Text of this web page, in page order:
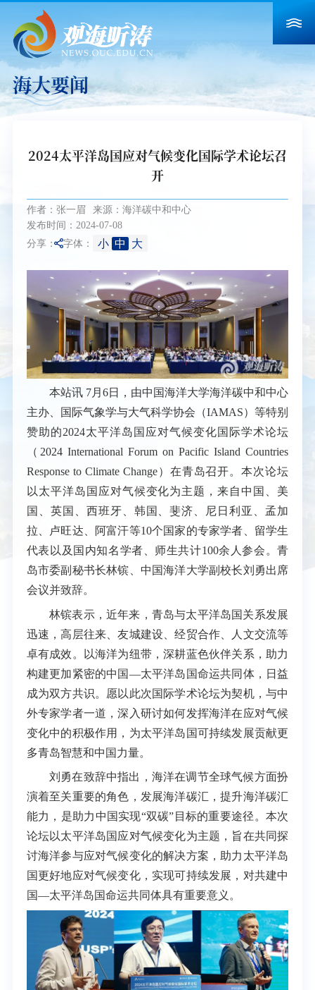
海大要闻
2024太平洋岛国应对气候变化国际学术论坛召
开
作者：张一眉
来源：海洋碳中和中心
发布时间：2024-07-08
分享： 字体： 小 中 大
本站讯7月6日，由中国海洋大学海洋碳中和中心
主办、国际气象学与大气科学协会（IAMAS）等特别
赞助的2024太平洋岛国应对气候变化国际学术论坛
（ 2024 International Forum on Pacific Island Countries
Response to Climate Change）在青岛召开。本次论坛
以太平洋岛国应对气候变化为主题，来自中国、美
国、英国、西班牙、韩国、斐济、尼日利亚、孟加
拉、卢旺达、阿富汗等10个国家的专家学者、留学生
代表以及国内知名学者、师生共计100余人参会。青
岛市委副秘书长林镔、中国海洋大学副校长刘勇出席
会议并致辞。
林镔表示，近年来，青岛与太平洋岛国关系发展
迅速，高层往来、友城建设、经贸合作、人文交流等
卓有成效。以海洋为纽带，深耕蓝色伙伴关系，助力
构建更加紧密的中国—太平洋岛国命运共同体，日益
成为双方共识。愿以此次国际学术论坛为契机，与中
外专家学者一道，深入研讨如何发挥海洋在应对气候
变化中的积极作用，为太平洋岛国可持续发展贡献更
多青岛智慧和中国力量。
刘勇在致辞中指出，海洋在调节全球气候方面扮
演着至关重要的角色，发展海洋碳汇，提升海洋碳汇
能力，是助力中国实现“双碳”目标的重要途径。本次
论坛以太平洋岛国应对气候变化为主题，旨在共同探
讨海洋参与应对气候变化的解决方案，助力太平洋岛
国更好地应对气候变化，实现可持续发展，对共建中
国—太平洋岛国命运共同体具有重要意义。